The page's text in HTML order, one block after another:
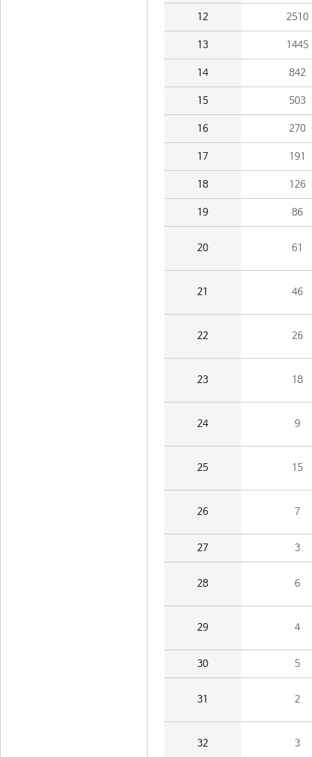
12 2510
13 1445
14 842
15 503
16 270
17 191
18 126
19 86
20 61
21 46
22 26
23 18
24 9
25 15
26 7
27 3
28 6
29 4
30 5
31 2
32 3